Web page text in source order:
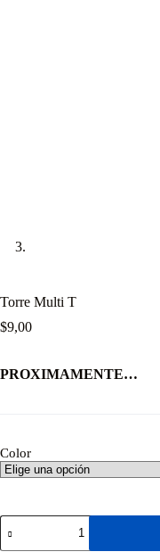
Torre Multi T
$9,00
PROXIMAMENTE…
Color
Torre
Multi
T